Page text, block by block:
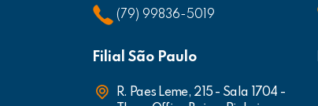
(79) 99836-5019
Filial São Paulo
R. Paes Leme, 215 - Sala 1704 -